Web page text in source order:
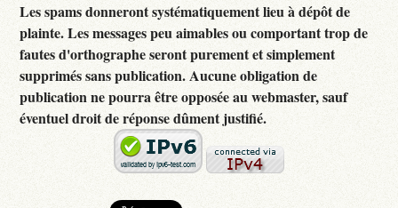
Les spams donneront systématiquement lieu à dépôt de
plainte. Les messages peu aimables ou comportant trop de
fautes d'orthographe seront purement et simplement
supprimés sans publication. Aucune obligation de
publication ne pourra être opposée au webmaster, sauf
éventuel droit de réponse dûment justifié.